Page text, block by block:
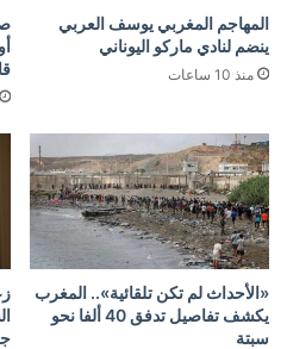
المهاجم المغربي يوسف العربي
ينضم لنادي ماركو اليوناني
منذ 10 ساعات
«الأحداث لم تكن تلقائية».. المغرب
يكشف تفاصيل تدفق 40 ألفا نحو
سبتة